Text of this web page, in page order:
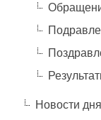
Новости дня